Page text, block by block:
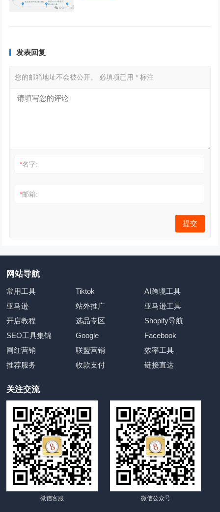
发表回复
您的邮箱地址不会被公开。 必填项已用* 标注
*名字:
*邮箱:
网站导航
常用工具 Tiktok
AI跨境工具
亚马逊
站外推广
亚马逊工具
开店教程
选品专区
Shopify导航
SEO工具集锦
Google
Facebook
网红营销
联盟营销
效率工具
推荐服务
收款支付 链接直达
关注交流
微信客服 微信公众号